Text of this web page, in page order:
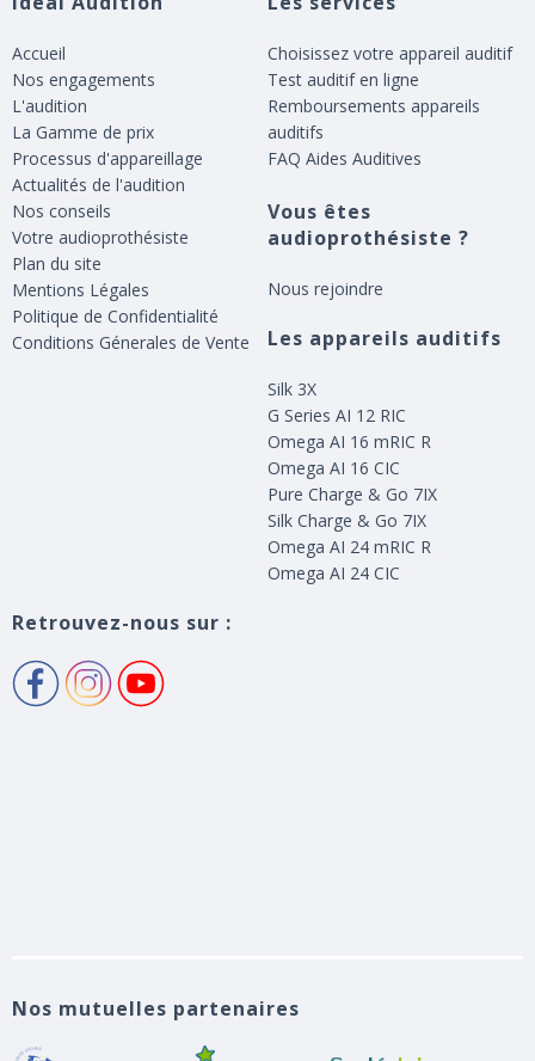
Accueil
Nos engagements
L'audition
La Gamme de prix
Processus d'appareillage
Actualités de l'audition
Nos conseils
Votre audioprothésiste
Plan du site
Mentions Légales
Politique de Confidentialité
Conditions Génerales de Vente
Choisissez votre appareil auditif
Test auditif en ligne
Remboursements appareils
auditifs
FAQ Aides Auditives
Vous êtes
audioprothésiste ?
Nous rejoindre
Les appareils auditifs
Silk 3X
G Series AI 12 RIC
Omega AI 16 mRIC R
Omega AI 16 CIC
Pure Charge & Go 7IX
Silk Charge & Go 7IX
Omega AI 24 mRIC R
Omega AI 24 CIC
Retrouvez-nous sur :
Nos mutuelles partenaires